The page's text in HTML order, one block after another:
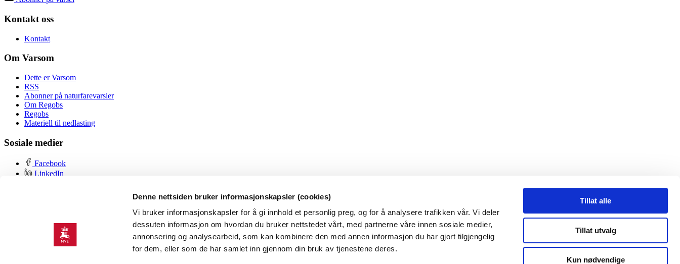
Denne nettsiden bruker informasjonskapsler (cookies)
Vi bruker informasjonskapsler for å gi innhold et personlig preg, og for å analysere trafikken vår. Vi deler
dessuten informasjon om hvordan du bruker nettstedet vårt, med partnerne våre innen sosiale medier,
annonsering og analysearbeid, som kan kombinere den med annen informasjon du har gjort tilgjengelig
for dem, eller som de har samlet inn gjennom din bruk av tjenestene deres.
Tillat alle
Tillat utvalg
Kun nødvendige
Kontakt oss
Kontakt
Om Varsom
Dette er Varsom
RSS
Abonner på naturfarevarsler
Om Regobs
Regobs
Materiell til nedlasting
Sosiale medier
Facebook
LinkedIn
Personvern og cookies
Tilgjengelighetserklæring
Bruk varslene, datagrunnlaget og kartene på eget ansvar. Det kan forekomme feil og mangler. Varselet er et hjelpemiddel, ikke en fasit. Gjør alltid egne vurderinger. Tilpass egen risiko i utsatte områder ved å